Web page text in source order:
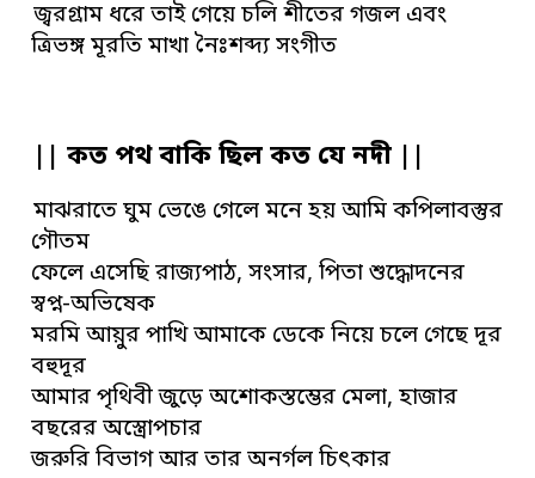
জ্বরগ্রাম ধরে তাই গেয়ে চলি শীতের গজল এবং
ত্রিভঙ্গ মূরতি মাখা নৈঃশব্দ্য সংগীত
|| কত পথ বাকি ছিল কত যে নদী ||
মাঝরাতে ঘুম ভেঙে গেলে মনে হয় আমি কপিলাবস্তুর
গৌতম
ফেলে এসেছি রাজ্যপাঠ, সংসার, পিতা শুদ্ধোদনের
স্বপ্ন-অভিষেক
মরমি আয়ুর পাখি আমাকে ডেকে নিয়ে চলে গেছে দূর
বহুদূর
আমার পৃথিবী জুড়ে অশোকস্তম্ভের মেলা, হাজার
বছরের অস্ত্রোপচার
জরুরি বিভাগ আর তার অনর্গল চিৎকার